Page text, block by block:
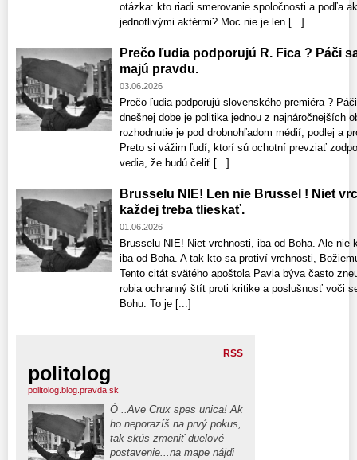
otázka: kto riadi smerovanie spoločnosti a podľa
jednotlivými aktérmi? Moc nie je len [...]
Prečo ľudia podporujú R. Fica ? Páči
majú pravdu.
03.06.2026
Prečo ľudia podporujú slovenského premiéra ?
dnešnej dobe je politika jednou z najnáročnejších
rozhodnutie je pod drobnohľadom médií, podlej a
Preto si vážim ľudí, ktorí sú ochotní prevziať
vedia, že budú čeliť [...]
Brusselu NIE! Len nie Brussel ! Niet
každej treba tlieskať.
01.06.2026
Brusselu NIE! Niet vrchnosti, iba od Boha. Ale nie
iba od Boha. A tak kto sa protiví vrchnosti,
Tento citát svätého apoštola Pavla býva často
robia ochranný štít proti kritike a poslušnosť voči
Bohu. To je [...]
RSS
politolog
politolog.blog.pravda.sk
Ó ..Ave Crux spes unica! Ak
ho neporazíš na prvý pokus,
tak skús zmeniť duelové
postavenie...na mape nájdi